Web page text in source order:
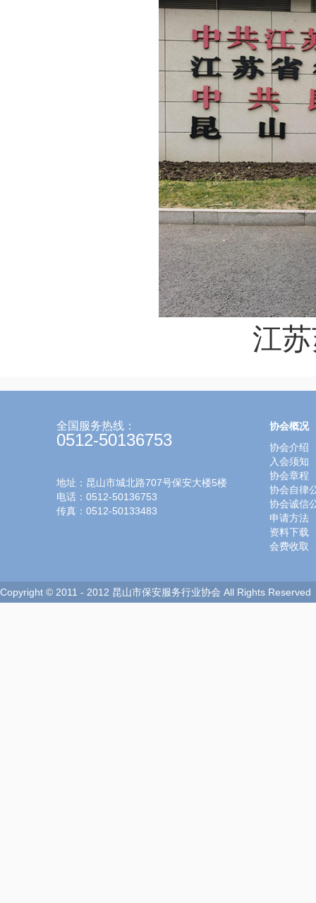
江
全国服务热线：
0512-50136753
地址：昆山市城北路707号保安大楼5楼
电话：0512-50136753
传真：0512-50133483
协会概况
协会介绍
入会须知
协会章程
协会自律
协会诚信
申请方法
资料下载
会费收取
Copyright © 2011 - 2012 昆山市保安服务行业协会 All Rights Reserved